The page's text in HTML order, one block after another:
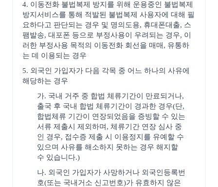
4. 이동전화 불법복제 방지를 위해 운용중인 불법복제
방지서비스를 통해 적발된 불법복제 사용자에 대해 필
요하다고 판단되는 경우 및 명의도용, 휴대폰대출, 스
팸발송, 대포폰 등으로 부정사용이 우려되는 경우, 이
러한 부정사용 목적의 이동전화 회선을 매매, 유통하
는 데 이용되는 경우
5. 외국인 가입자가 다음 각목 중 어느 하나의 사유에
해당하는 경우
가. 국내 거주 중 합법 체류기간이 만료되거나,
출국 후 국내 합법 체류기간이 경과한 경우(단,
합법체류 기간이 연장되었음을 증빙할 수 있는
서류 제출시 제외하며, 체류기간 연장 심사 중
인 경우, 접수증 제출 시 이용정지를 유예할 수
있으며 사유를 해소하지 못하는 경우 해지할
수 있습니다.)
나. 외국인 가입자가 사망하거나 외국인등록번
호(또는 국내거소 신고번호)가 유효하지 않은